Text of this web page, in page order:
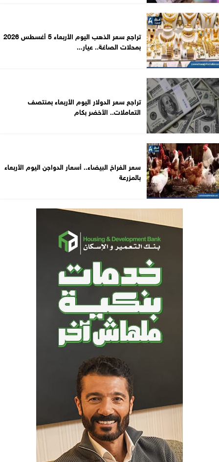
تراجع سعر الذهب اليوم الأربعاء 5 أغسطس 2026
بمحلات الصاغة.. عيار...
تراجع سعر الدولار اليوم الأربعاء بمنتصف
التعاملات.. الأخضر بكام
سعر الفراخ البيضاء.. أسعار الدواجن اليوم الأربعاء
بالمزرعة